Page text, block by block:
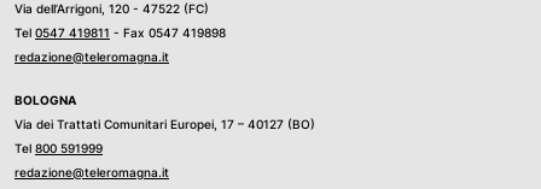
Via dell’Arrigoni, 120 - 47522 (FC)
Tel 0547 419811 - Fax 0547 419898
redazione@teleromagna.it
BOLOGNA
Via dei Trattati Comunitari Europei, 17 – 40127 (BO)
Tel 800 591999
redazione@teleromagna.it